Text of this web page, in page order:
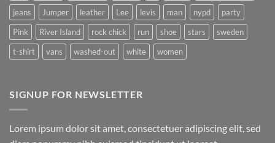
jeans
Jumper leather Lee levis man nypd
party
Pink
River Island rock chick run shoe stars
sweden
t-shirt
vans washed-out white women
SIGNUP FOR NEWSLETTER
Lorem ipsum dolor sit amet, consectetuer adipiscing elit, sed